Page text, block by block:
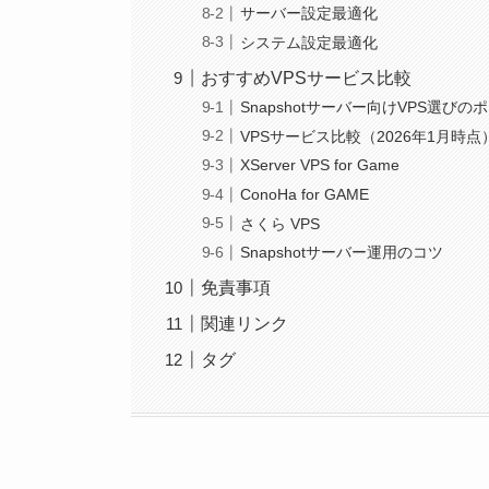
サーバー設定最適化
システム設定最適化
おすすめVPSサービス比較
Snapshotサーバー向けVPS選びのポ
VPSサービス比較（2026年1月時点）
XServer VPS for Game
ConoHa for GAME
さくら VPS
Snapshotサーバー運用のコツ
免責事項
関連リンク
タグ